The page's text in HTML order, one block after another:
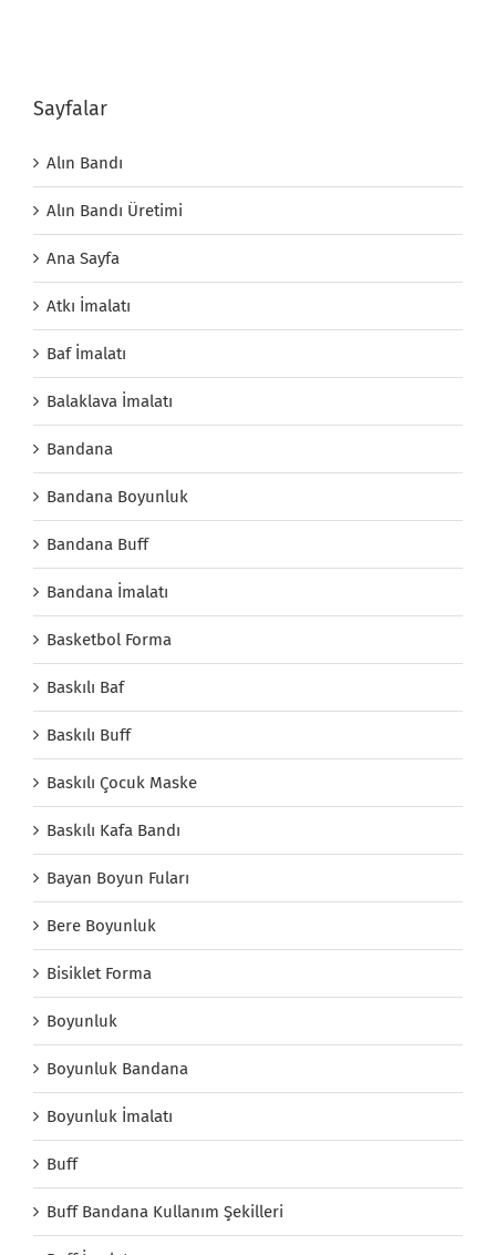
Sayfalar
Alın Bandı
Alın Bandı Üretimi
Ana Sayfa
Atkı İmalatı
Baf İmalatı
Balaklava İmalatı
Bandana
Bandana Boyunluk
Bandana Buff
Bandana İmalatı
Basketbol Forma
Baskılı Baf
Baskılı Buff
Baskılı Çocuk Maske
Baskılı Kafa Bandı
Bayan Boyun Fuları
Bere Boyunluk
Bisiklet Forma
Boyunluk
Boyunluk Bandana
Boyunluk İmalatı
Buff
Buff Bandana Kullanım Şekilleri